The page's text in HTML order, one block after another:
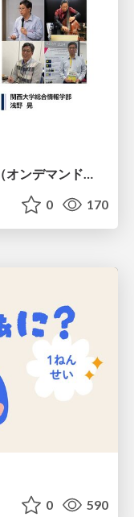
2026年度春学期 統計学 第8回（オンデマンド配信回） 演習（１）・問題に対する答案の書き方 (2026. 5. 21)
0 170
0 590